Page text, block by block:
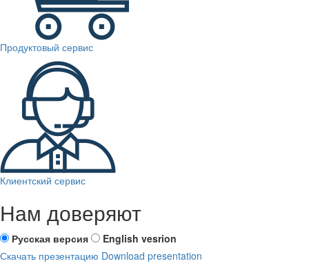
Продуктовый сервис
Клиентский сервис
Нам доверяют
Русская версия
English vesrion
Скачать презентацию
Новости завода